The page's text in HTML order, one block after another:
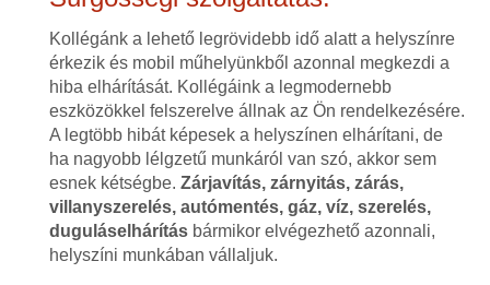
Kollégánk a lehető legrövidebb idő alatt a helyszínre
érkezik és mobil műhelyünkből azonnal megkezdi a
hiba elhárítását. Kollégáink a legmodernebb
eszközökkel felszerelve állnak az Ön rendelkezésére.
A legtöbb hibát képesek a helyszínen elhárítani, de
ha nagyobb lélgzetű munkáról van szó, akkor sem
esnek kétségbe. Zárjavítás, zárnyitás, zárás,
villanyszerelés, autómentés, gáz, víz, szerelés,
duguláselhárításbármikor elvégezhető azonnali,
helyszíni munkában vállaljuk.